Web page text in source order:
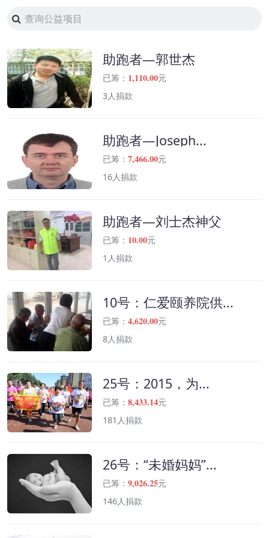
助跑者—郭世杰
已筹： 1,110.00元
3人捐款
助跑者—Joseph...
已筹： 7,466.00元
16人捐款
助跑者—刘士杰神父
已筹： 10.00元
1人捐款
10号：仁爱颐养院供...
已筹： 4,620.00元
8人捐款
25号：2015，为...
已筹： 8,433.14元
181人捐款
26号：“未婚妈妈”...
已筹： 9,026.25元
146人捐款